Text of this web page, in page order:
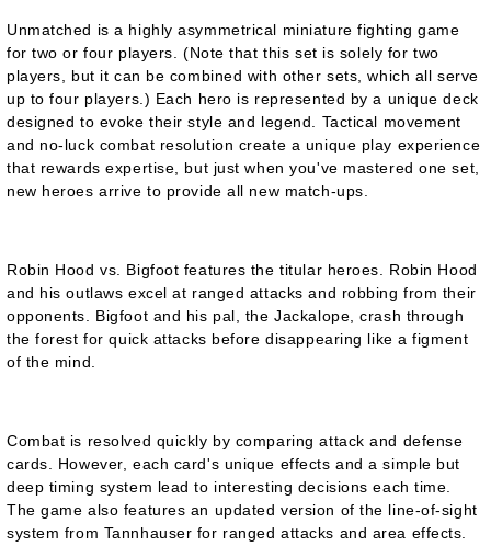
Unmatched is a highly asymmetrical miniature fighting game
for two or four players. (Note that this set is solely for two
players, but it can be combined with other sets, which all serve
up to four players.) Each hero is represented by a unique deck
designed to evoke their style and legend. Tactical movement
and no-luck combat resolution create a unique play experience
that rewards expertise, but just when you've mastered one set,
new heroes arrive to provide all new match-ups.
Robin Hood vs. Bigfoot features the titular heroes. Robin Hood
and his outlaws excel at ranged attacks and robbing from their
opponents. Bigfoot and his pal, the Jackalope, crash through
the forest for quick attacks before disappearing like a figment
of the mind.
Combat is resolved quickly by comparing attack and defense
cards. However, each card's unique effects and a simple but
deep timing system lead to interesting decisions each time.
The game also features an updated version of the line-of-sight
system from Tannhauser for ranged attacks and area effects.